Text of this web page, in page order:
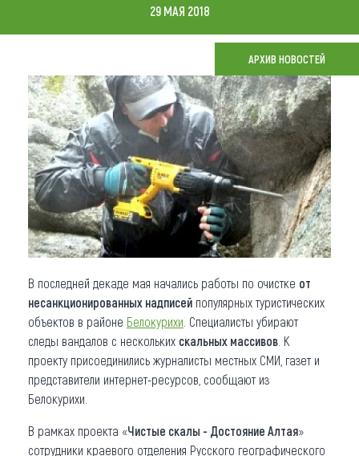
Новости
Что привезти (сувениры)
О регионе
Коллекция впечатлений
Другие рубрики
29 МАЯ 2018
АРХИВ НОВОСТЕЙ
В последней декаде мая начались работы по очистке от
несанкционированных надписей популярных туристических
объектов в районе Белокурихи . Специалисты убирают
следы вандалов с нескольких скальных массивов . К
проекту присоединились журналисты местных СМИ, газет и
представители интернет-ресурсов, сообщают из
Белокурихи.
В рамках проекта «Чистые скалы - Достояние Алтая»
сотрудники краевого отделения Русского географического